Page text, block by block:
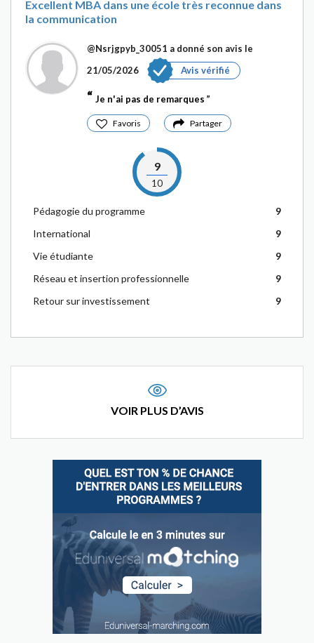
Excellent MBA dans une école très reconnue dans
la communication
@Nsrjgpyb_30051 a donné son avis le
21/05/2026
Avis vérifié
Je n'ai pas de remarques
Favoris Partager
9
10
Pédagogie du programme
9
International
9
Vie étudiante
9
Réseau et insertion professionnelle
9
Retour sur investissement
9
VOIR PLUS D’AVIS